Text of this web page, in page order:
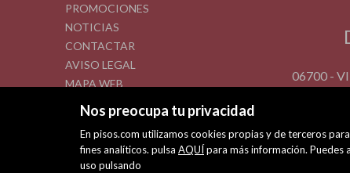
Nos preocupa tu privacidad
En pisos.com utilizamos cookies propias y de terceros
fines analíticos. pulsa AQUÍ para más información.
uso pulsando
PROMOCIONES
NOTICIAS
CONTACTAR
AVISO LEGAL
MAPA WEB
POLÍTICA DE COOKIES
06700 -